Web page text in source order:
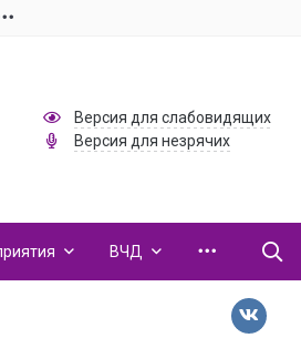
Версия для слабовидящих
Версия для незрячих
ВЧД